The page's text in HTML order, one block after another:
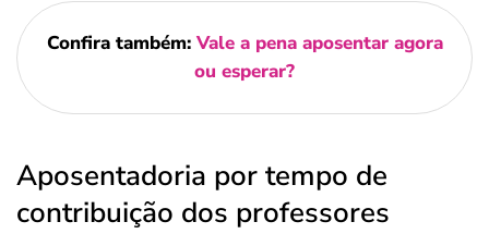
Confira também: Vale a pena aposentar agora
ou esperar?
Aposentadoria por tempo de
contribuição dos professores